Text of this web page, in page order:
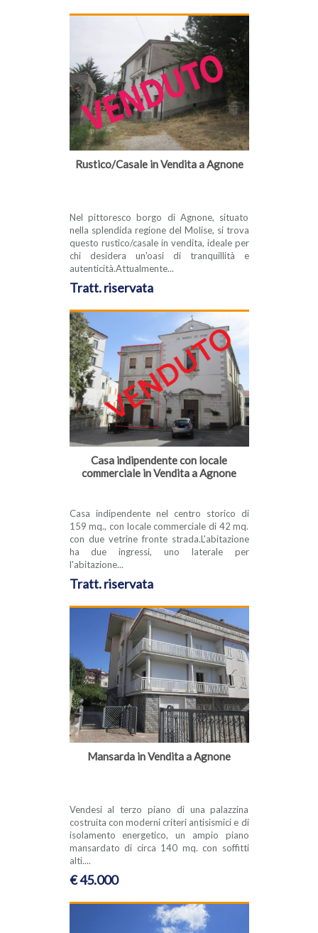
Rustico/Casale in Vendita a Agnone
Nel pittoresco borgo di Agnone, situato
nella splendida regione del Molise, si trova
questo rustico/casale in vendita, ideale per
chi desidera un'oasi di tranquillità e
autenticità.Attualmente...
Tratt. riservata
Casa indipendente con locale
commerciale in Vendita a Agnone
Casa indipendente nel centro storico di
159 mq., con locale commerciale di 42 mq.
con due vetrine fronte strada.L'abitazione
ha due ingressi, uno laterale per
l'abitazione...
Tratt. riservata
Mansarda in Vendita a Agnone
Vendesi al terzo piano di una palazzina
costruita con moderni criteri antisismici e di
isolamento energetico, un ampio piano
mansardato di circa 140 mq. con soffitti
alti....
€ 45.000